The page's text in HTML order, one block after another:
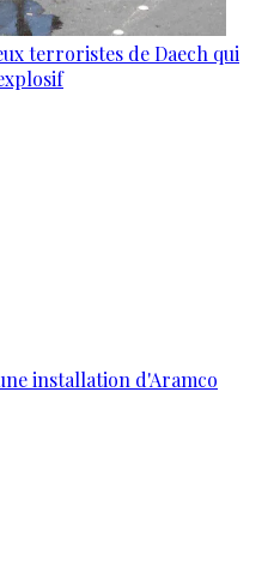
terroristes de Daech qui
installation d'Aramco